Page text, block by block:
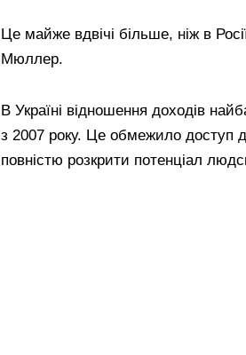
Це майже вдвічі більше, ніж в
Мюллер.
В Україні відношення доходів
з 2007 року. Це обмежило доступ
повністю розкрити потенціал